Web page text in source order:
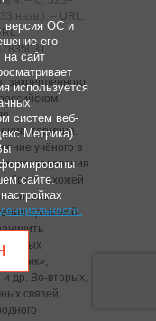
назв.). ‒ URL:
.
закрепленного
термина.
учёного в
исследования
по схожей
основных
правовой
и др. Во-вторых,
связей
версия ОС и
его
на сайт
используется
систем веб-
сайте.
.